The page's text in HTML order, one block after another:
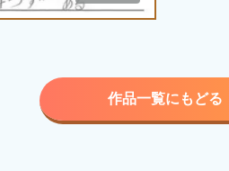
作品一覧にもどる